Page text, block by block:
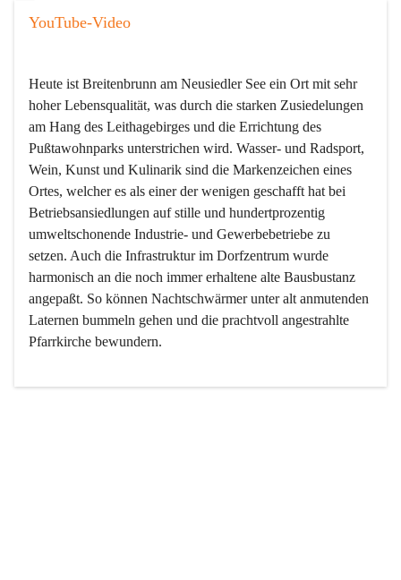
YouTube-Video
Heute ist Breitenbrunn am Neusiedler See ein Ort mit sehr
hoher Lebensqualität, was durch die starken Zusiedelungen
am Hang des Leithagebirges und die Errichtung des
Pußtawohnparks unterstrichen wird. Wasser- und Radsport,
Wein, Kunst und Kulinarik sind die Markenzeichen eines
Ortes, welcher es als einer der wenigen geschafft hat bei
Betriebsansiedlungen auf stille und hundertprozentig
umweltschonende Industrie- und Gewerbebetriebe zu
setzen. Auch die Infrastruktur im Dorfzentrum wurde
harmonisch an die noch immer erhaltene alte Bausbustanz
angepaßt. So können Nachtschwärmer unter alt anmutenden
Laternen bummeln gehen und die prachtvoll angestrahlte
Pfarrkirche bewundern.
Der Weinbau dominert heute nicht mehr, ist aber integrativer